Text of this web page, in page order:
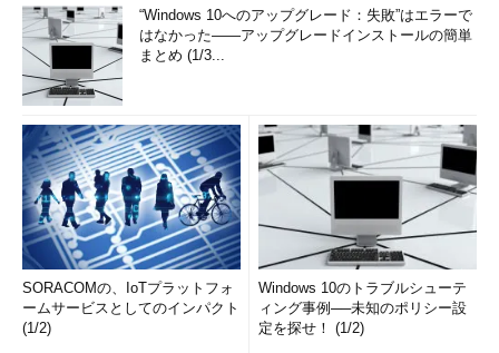
“Windows 10へのアップグレード：失敗”はエラーで
はなかった――アップグレードインストールの簡単
まとめ (1/3...
SORACOMの、IoTプラットフォ
ームサービスとしてのインパクト
(1/2)
Windows 10のトラブルシューテ
ィング事例──未知のポリシー設
定を探せ！ (1/2)